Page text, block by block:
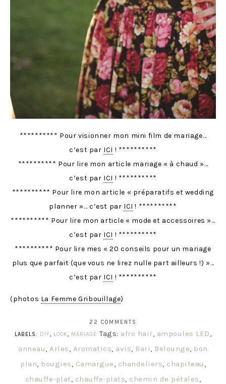
********** Pour visionner mon mini film de mariage…
c’est par ICI ! **********
********** Pour lire mon article mariage « à chaud »…
c’est par ICI ! **********
********** Pour lire mon article « préparatifs et wedding
planner »… c’est par ICI ! **********
********** Pour lire mon article « mode et accessoires »…
c’est par ICI ! **********
********** Pour lire mes « 20 conseils pour un mariage
plus que parfait (que vous ne lirez nulle part ailleurs !) »…
c’est par ICI ! **********
(photos La Femme Gribouillage)
22 COMMENTS
LABELS: DIY, LOOK, MARIAGE Tags: afro hair, ampoules LED,
anneau,Arles, Aromatics, avis, Bari, Belounge, bon
plan, bougies, Camargue, chandeliers, chapiteau ,
chauffe-plat, chauffe-plats, chemin de pétales,